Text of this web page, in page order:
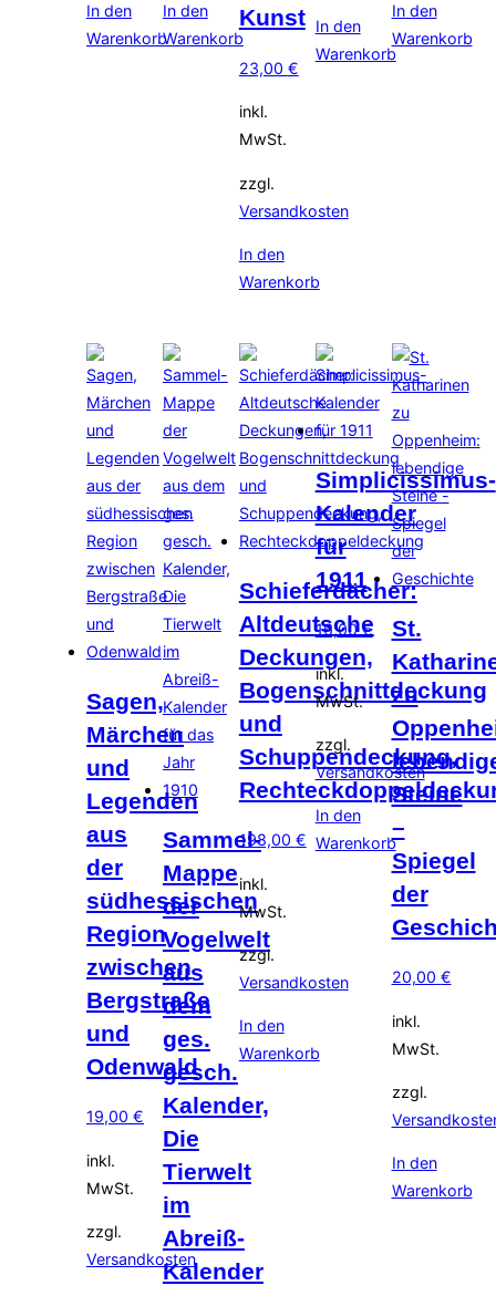
In den
Warenkorb
In den
Warenkorb
Kunst
23,00 €
inkl.
MwSt.
zzgl.
Versandkosten
In den
Warenkorb
In den
Warenkorb
In den
Warenkorb
Sagen,
Märchen
und
Legenden
aus
der
südhessischen
Region
zwischen
Bergstraße
und
Odenwald
19,00 €
inkl.
MwSt.
zzgl.
Versandkosten
Sammel-
Mappe
der
Vogelwelt
aus
dem
ges.
gesch.
Kalender,
Die
Tierwelt
im
Abreiß-
Kalender
Schieferdächer:
Altdeutsche
Deckungen,
Bogenschnittdeckung
und
Schuppendeckung,
198,00 €
inkl.
MwSt.
zzgl.
Versandkosten
In den
Warenkorb
Simplicissimus-
Kalender
für
1911
16,00€
inkl.
MwSt.
zzgl.
Versandkosten
In den
Warenkorb
St.
zu
Steine
–
Spiegel
der
20,00 €
inkl.
MwSt.
zzgl.
In den
Warenkorb